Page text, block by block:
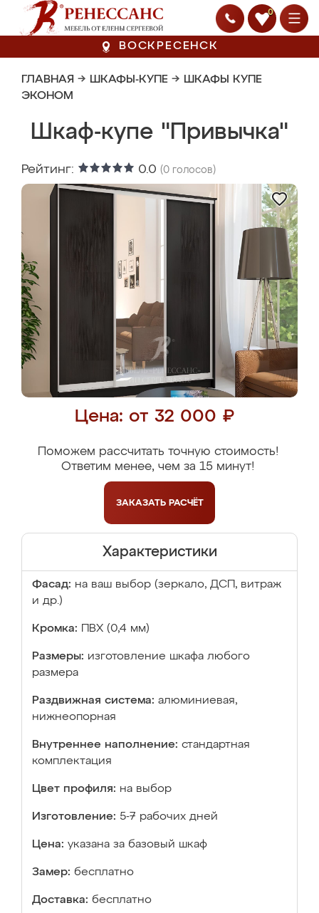
0
ВОСКРЕСЕНСК
ГЛАВНАЯ → ШКАФЫ-КУПЕ → ШКАФЫ КУПЕ
ЭКОНОМ
Шкаф-купе "Привычка"
Рейтинг: 0.0 (0 голосов)
Цена: от 32 000 ₽
Поможем рассчитать точную стоимость!
Ответим менее, чем за 15 минут!
ЗАКАЗАТЬ РАСЧЁТ
Характеристики
Фасад: на ваш выбор (зеркало, ДСП, витраж
и др.)
Кромка: ПВХ (0,4 мм)
Размеры: изготовление шкафа любого
размера
Раздвижная система: алюминиевая,
нижнеопорная
Внутреннее наполнение: стандартная
комплектация
Цвет профиля: на выбор
Изготовление: 5-7 рабочих дней
Цена: указана за базовый шкаф
Замер: бесплатно
Доставка: бесплатно